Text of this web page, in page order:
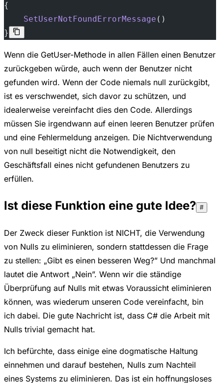
{
    SetUserNotFoundErrorMessage
()
}
Wenn die GetUser-Methode in allen Fällen einen Benutzer
zurückgeben würde, auch wenn der Benutzer nicht
gefunden wird. Wenn der Code niemals null zurückgibt,
ist es verschwendet, sich davor zu schützen, und
idealerweise vereinfacht dies den Code. Allerdings
müssen Sie irgendwann auf einen leeren Benutzer prüfen
und eine Fehlermeldung anzeigen. Die Nichtverwendung
von null beseitigt nicht die Notwendigkeit, den
Geschäftsfall eines nicht gefundenen Benutzers zu
erfüllen.
Ist diese Funktion eine gute Idee? #
Der Zweck dieser Funktion ist NICHT, die Verwendung
von Nulls zu eliminieren, sondern stattdessen die Frage
zu stellen: „Gibt es einen besseren Weg?” Und manchmal
lautet die Antwort „Nein”. Wenn wir die ständige
Überprüfung auf Nulls mit etwas Voraussicht eliminieren
können, was wiederum unseren Code vereinfacht, bin
ich dabei. Die gute Nachricht ist, dass C# die Arbeit mit
Nulls trivial gemacht hat.
Ich befürchte, dass einige eine dogmatische Haltung
einnehmen und darauf bestehen, Nulls zum Nachteil
eines Systems zu eliminieren. Das ist ein hoffnungsloses